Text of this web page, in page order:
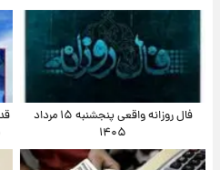
فال روزانه واقعی پنجشنبه ۱۵ مرداد
۱۴۰۵